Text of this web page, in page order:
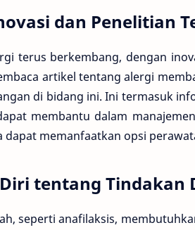
dan Penelitian
terus berkembang, dengan
artikel tentang alergi
di bidang ini. Ini termasuk
membantu dalam
dapat memanfaatkan opsi
tentang Tindakan
seperti anafilaksis,